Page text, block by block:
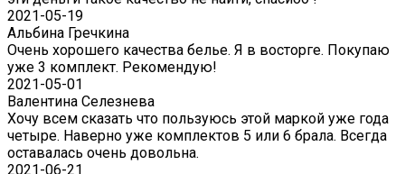
2021-05-19
Альбина Гречкина
Очень хорошего качества белье. Я в восторге. Покупаю
уже 3 комплект. Рекомендую!
2021-05-01
Валентина Селезнева
Хочу всем сказать что пользуюсь этой маркой уже года
четыре. Наверно уже комплектов 5 или 6 брала. Всегда
оставалась очень довольна.
2021-06-21